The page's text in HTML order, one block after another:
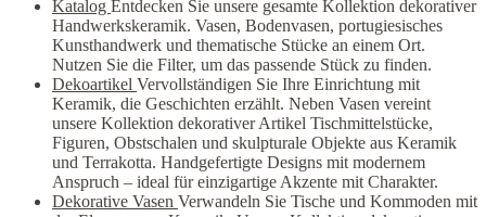
Katalog Entdecken Sie unsere gesamte Kollektion dekorativer
Handwerkskeramik. Vasen, Bodenvasen, portugiesisches
Kunsthandwerk und thematische Stücke an einem Ort.
Nutzen Sie die Filter, um das passende Stück zu finden.
Dekoartikel Vervollständigen Sie Ihre Einrichtung mit
Keramik, die Geschichten erzählt. Neben Vasen vereint
unsere Kollektion dekorativer Artikel Tischmittelstücke,
Figuren, Obstschalen und skulpturale Objekte aus Keramik
und Terrakotta. Handgefertigte Designs mit modernem
Anspruch – ideal für einzigartige Akzente mit Charakter.
Dekorative Vasen Verwandeln Sie Tische und Kommoden mit